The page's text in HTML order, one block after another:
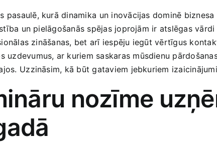
pasaulē, kurā dinamika ⁤un inovācijas dominē
un pielāgošanās spējas joprojām ir atslēgas
zināšanas, bet arī iespēju iegūt vērtīgus
uzdevumus, ar kuriem saskaras mūsdienu
Uzzināsim, kā būt gataviem jebkuriem
nozīme